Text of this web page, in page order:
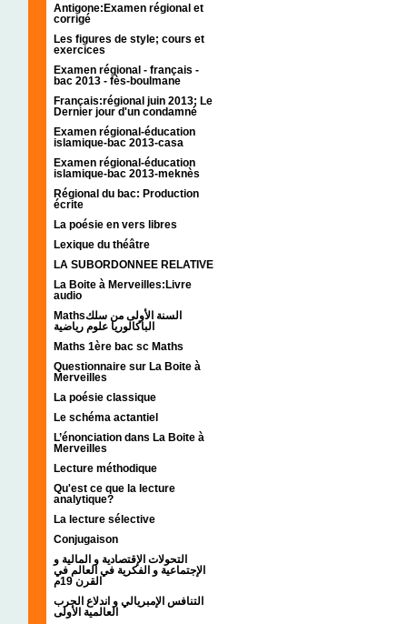
Antigone:Examen régional et
corrigé
Les figures de style; cours et
exercices
Examen régional - français -
bac 2013 - fès-boulmane
Français:régional juin 2013; Le
Dernier jour d'un condamné
Examen régional-éducation
islamique-bac 2013-casa
Examen régional-éducation
islamique-bac 2013-meknès
Régional du bac: Production
écrite
La poésie en vers libres
Lexique du théâtre
LA SUBORDONNEE RELATIVE
La Boite à Merveilles:Livre
audio
Mathsالسنة الأولى من سلك
الباكالوريا علوم رياضية
Maths 1ère bac sc Maths
Questionnaire sur La Boite à
Merveilles
La poésie classique
Le schéma actantiel
L’énonciation dans La Boite à
Merveilles
Lecture méthodique
Qu'est ce que la lecture
analytique?
La lecture sélective
Conjugaison
التحولات الإقتصادية و المالية و
الإجتماعية و الفكرية في العالم في
القرن 19م
التنافس الإمبريالي و اندلاع الحرب
العالمية الأولى